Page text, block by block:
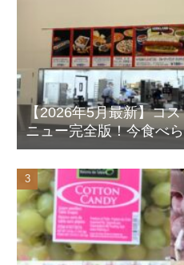
【2026年5月最新】コ
ニュー完全版！今食べ
気メニューも写真付き